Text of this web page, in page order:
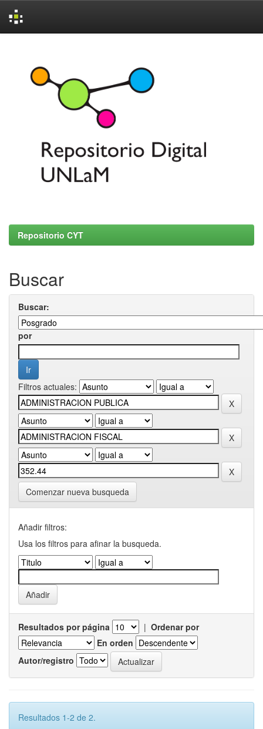
Repositorio CYT
Buscar
Buscar:
por
Filtros actuales:
Comenzar nueva busqueda
Añadir filtros:
Usa los filtros para afinar la busqueda.
Resultados por página | Ordenar por
En orden
Autor/registro
Resultados 1-2 de 2.